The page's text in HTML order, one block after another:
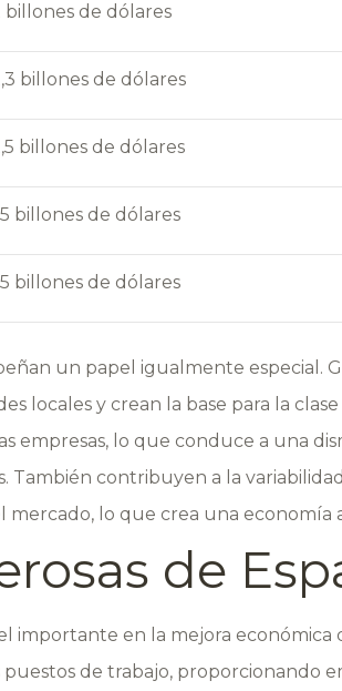
billones de dólares
billones de dólares
billones de dólares
billones de dólares
billones de dólares
un papel igualmente especial.
locales y crean la base para la
empresas, lo que conduce a una
También contribuyen a la
mercado, lo que crea una economía
de
importante en la mejora económica
de trabajo, proporcionando